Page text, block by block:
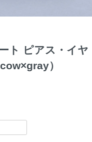
ト ピアス・イヤ
）